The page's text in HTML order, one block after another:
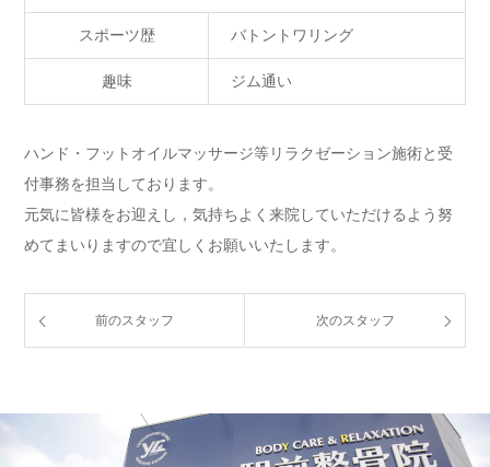
スポーツ歴 バトントワリング
趣味 ジム通い
ハンド・フットオイルマッサージ等リラクゼーション施術と受
付事務を担当しております。
元気に皆様をお迎えし，気持ちよく来院していただけるよう努
めてまいりますので宜しくお願いいたします。
前のスタッフ 次のスタッフ